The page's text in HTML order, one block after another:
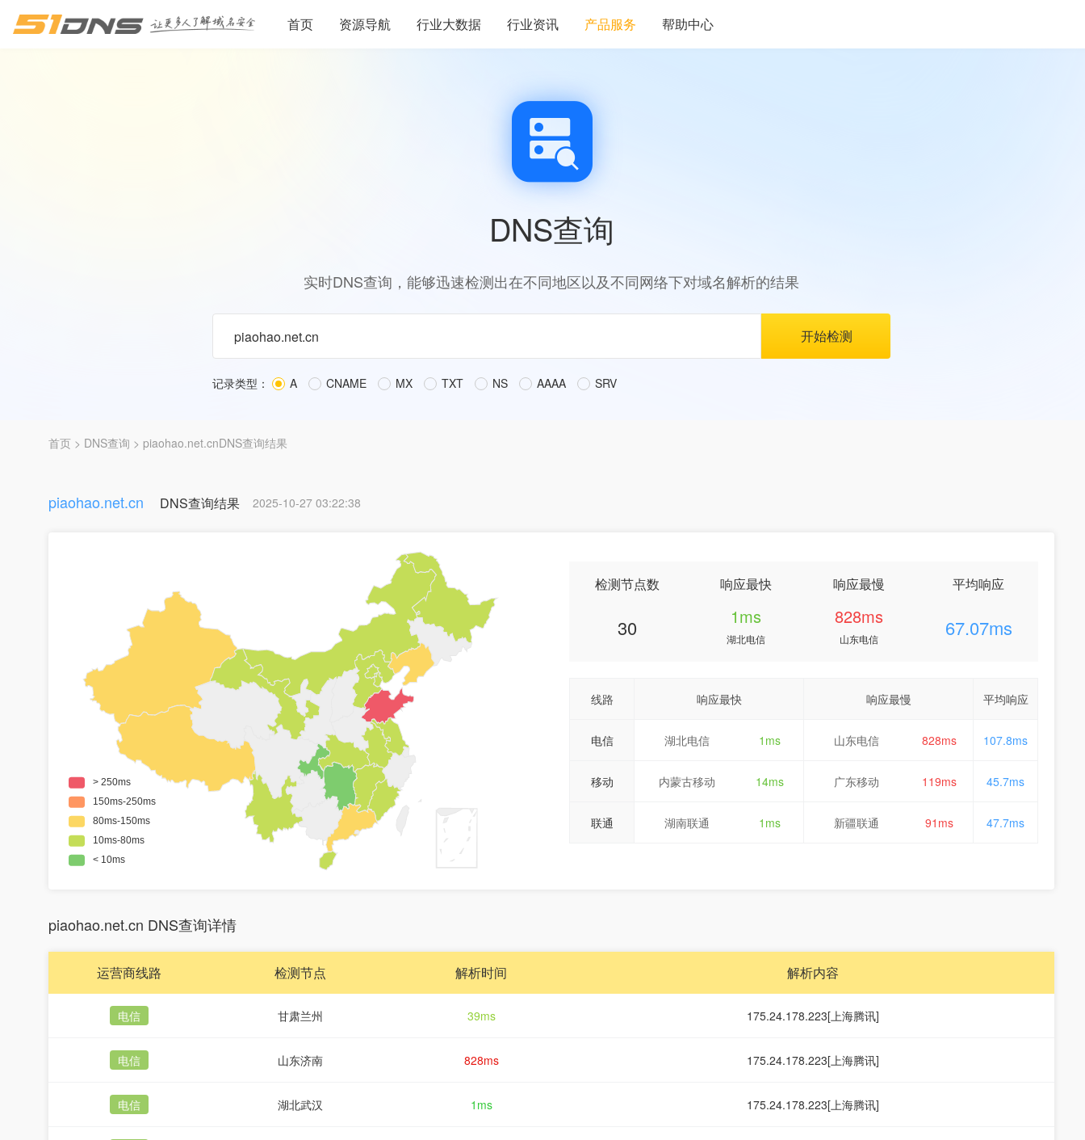
首页 资源导航 行业大数据 行业资讯 产品服务 帮助中心
DNS查询
实时DNS查询，能够迅速检测出在不同地区以及不同网络下对域名解析的结果
记录类型： A CNAME MX TXT NS AAAA SRV
首页 > DNS查询 > piaohao.net.cnDNS查询结果
piaohao.net.cn DNS查询结果 2025-10-27 03:22:38
检测节点数
30
响应最快
1ms
湖北电信
响应最慢
828ms
山东电信
平均响应
67.07ms
线路 响应最快 响应最慢 平均响应
电信 湖北电信 1ms 山东电信 828ms 107.8ms
移动 内蒙古移动 14ms 广东移动 119ms 45.7ms
联通 湖南联通 1ms 新疆联通 91ms 47.7ms
piaohao.net.cn DNS查询详情
运营商线路 检测节点 解析时间 解析内容
电信 甘肃兰州 39ms 175.24.178.223[上海腾讯]
电信 山东济南 828ms 175.24.178.223[上海腾讯]
电信 湖北武汉 1ms 175.24.178.223[上海腾讯]